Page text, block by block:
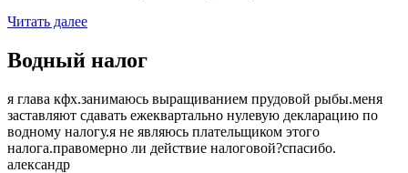
Читать далее
Водный налог
я глава кфх.занимаюсь выращиванием прудовой рыбы.меня
заставляют сдавать ежеквартально нулевую декларацию по
водному налогу.я не являюсь плательщиком этого
налога.правомерно ли действие налоговой?спасибо.
александр